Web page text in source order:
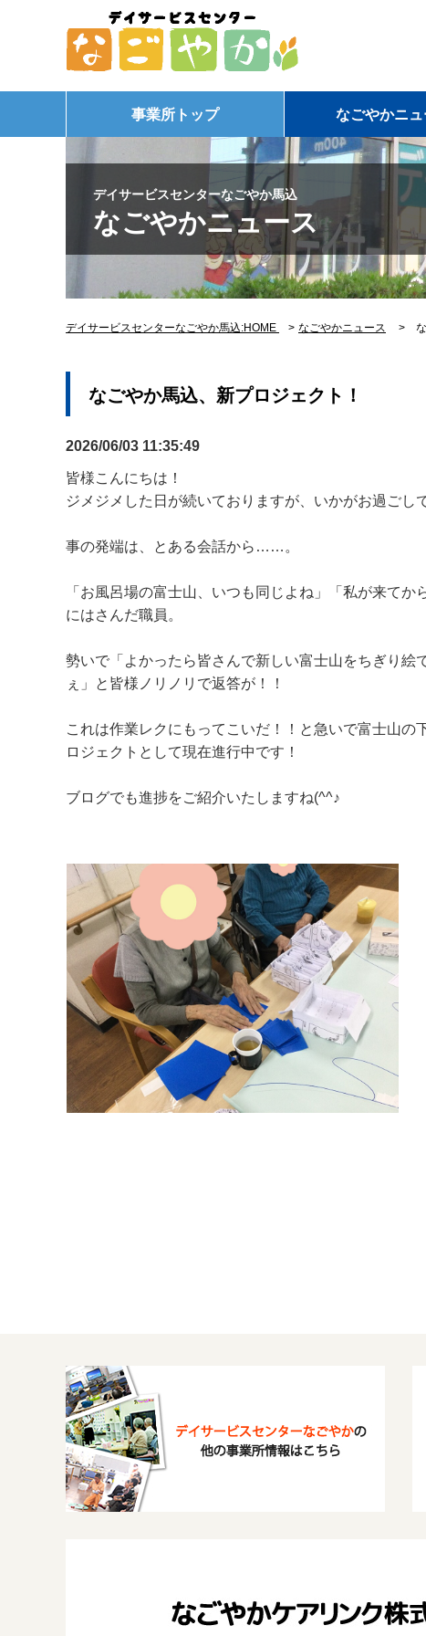
事業所トップ なごやかニュ
デイサービスセンターなごやか馬込
なごやかニュース
デイサービスセンターなごやか馬込:HOME > なごやかニュース
なごやか馬込、新プロジェクト！
2026/06/03 11:35:49
皆様こんにちは！
ジメジメした日が続いておりますが、いかがお過ごし
事の発端は、とある会話から……。
「お風呂場の富士山、いつも同じよね」「私が来て
にはさんだ職員。
勢いで「よかったら皆さんで新しい富士山をちぎり
ぇ」と皆様ノリノリで返答が！！
これは作業レクにもってこいだ！！と急いで富士山
ロジェクトとして現在進行中です！
ブログでも進捗をご紹介いたしますね(^^♪